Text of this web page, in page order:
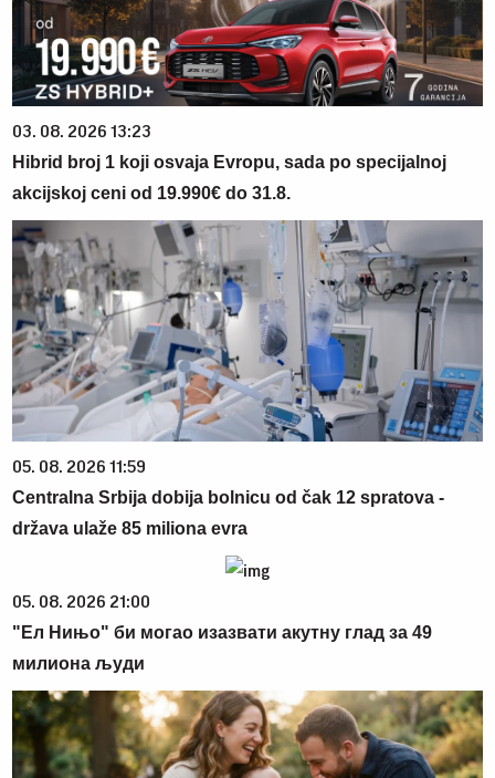
03. 08. 2026 13:23
Hibrid broj 1 koji osvaja Evropu, sada po specijalnoj
akcijskoj ceni od 19.990€ do 31.8.
05. 08. 2026 11:59
Centralna Srbija dobija bolnicu od čak 12 spratova -
država ulaže 85 miliona evra
05. 08. 2026 21:00
"Ел Нињо" би могао изазвати акутну глад за 49
милиона људи